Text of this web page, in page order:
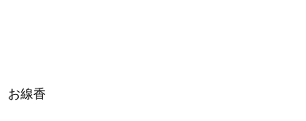
お線香